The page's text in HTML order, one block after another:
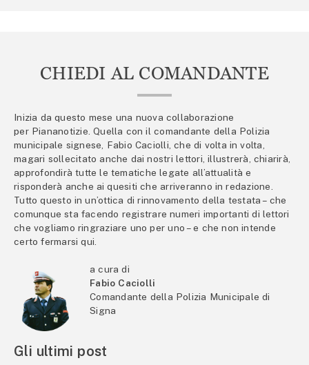
CHIEDI AL COMANDANTE
Inizia da questo mese una nuova collaborazione
per Piananotizie. Quella con il comandante della Polizia
municipale signese, Fabio Caciolli, che di volta in volta,
magari sollecitato anche dai nostri lettori, illustrerà, chiarirà,
approfondirà tutte le tematiche legate all’attualità e
risponderà anche ai quesiti che arriveranno in redazione.
Tutto questo in un’ottica di rinnovamento della testata – che
comunque sta facendo registrare numeri importanti di lettori
che vogliamo ringraziare uno per uno – e che non intende
certo fermarsi qui.
a cura di
Fabio Caciolli
Comandante della Polizia Municipale di
Signa
Gli ultimi post